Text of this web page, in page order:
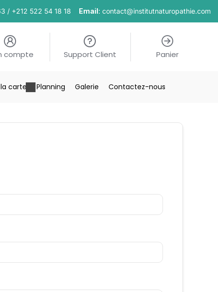
/ +212 522 54 18 18 Email: contact@institutnaturopathie.com
compte Support Client Panier
carte Planning Galerie Contactez-nous